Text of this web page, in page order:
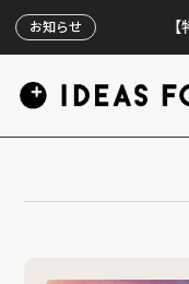
お知らせ 【特設